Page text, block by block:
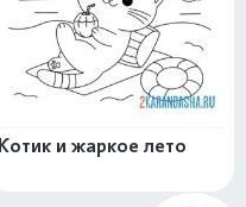
Котик и жаркое лето